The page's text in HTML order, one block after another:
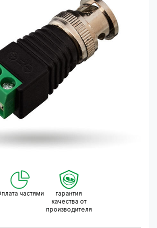
частями
гарантия
качества от
производителя